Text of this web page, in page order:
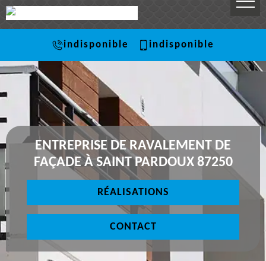
indisponible indisponible
ENTREPRISE DE RAVALEMENT DE
FAÇADE À SAINT PARDOUX 87250
RÉALISATIONS
CONTACT